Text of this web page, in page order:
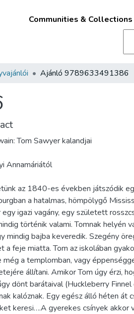
Communities & Collections
Ajánló 9789633491386
Tom Sawyer kalandjai
Annamáriától
az 1840-es években játszódik
a hatalmas, hömpölygő
igazi vagány, egy született
történik valami. Tomnak helyén
mindig bajba keveredik. Szegény
a feje miatta. Tom az iskolában
még a templomban, vagy
állítani. Amikor Tom úgy érzi,
dönt barátaival (Huckleberry Finnel
kalóznak. Egy egész álló héten át
keresi….A gyerekes csínyek akkor